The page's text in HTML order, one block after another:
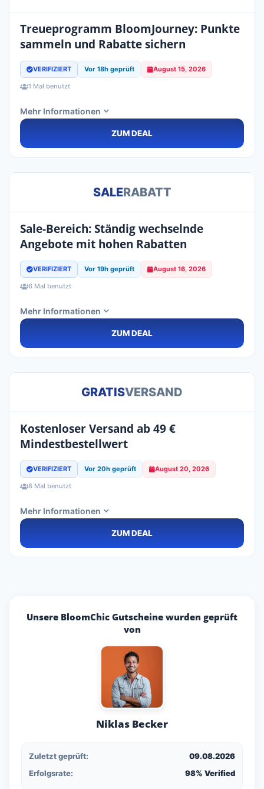
Treueprogramm BloomJourney: Punkte
sammeln und Rabatte sichern
VERIFIZIERT Vor 18h geprüft August 15, 2026
1 Mal benutzt
Mehr Informationen
ZUM DEAL
SALERABATT
Sale-Bereich: Ständig wechselnde
Angebote mit hohen Rabatten
VERIFIZIERT Vor 19h geprüft August 16, 2026
6 Mal benutzt
Mehr Informationen
ZUM DEAL
GRATISVERSAND
Kostenloser Versand ab 49 €
Mindestbestellwert
VERIFIZIERT Vor 20h geprüft August 20, 2026
8 Mal benutzt
Mehr Informationen
ZUM DEAL
Unsere BloomChic Gutscheine wurden geprüft
von
Niklas Becker
Zuletzt geprüft:
09.08.2026
Erfolgsrate:
98% Verified